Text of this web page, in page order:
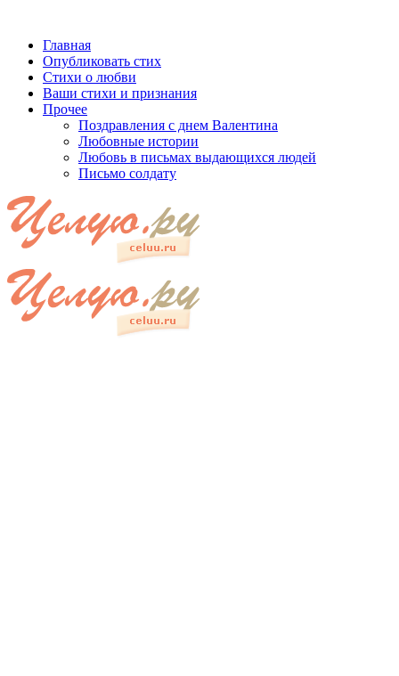
Главная
Опубликовать стих
Стихи о любви
Ваши стихи и признания
Прочее
Поздравления с днем Валентина
Любовные истории
Любовь в письмах выдающихся людей
Письмо солдату